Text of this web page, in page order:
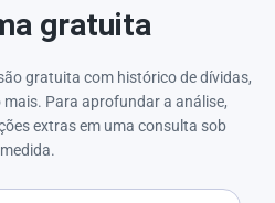
gratuita
gratuita com histórico de dívidas,
Para aprofundar a análise,
extras em uma consulta sob
medida.